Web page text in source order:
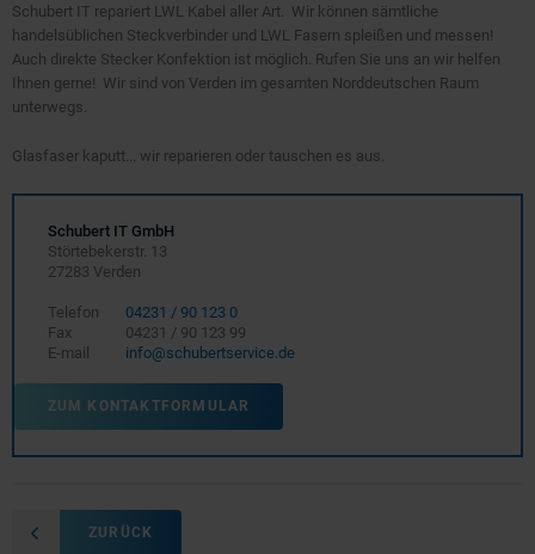
Schubert IT repariert LWL Kabel aller Art. Wir können sämtliche
handelsüblichen Steckverbinder und LWL Fasern spleißen und messen!
Auch direkte Stecker Konfektion ist möglich. Rufen Sie uns an wir helfen
Ihnen gerne! Wir sind von Verden im gesamten Norddeutschen Raum
unterwegs.
Glasfaser kaputt... wir reparieren oder tauschen es aus.
Schubert IT GmbH
Störtebekerstr. 13
27283 Verden
Telefon
04231 / 90 123 0
Fax
04231 / 90 123 99
E-mail
info@schubertservice.de
ZUM KONTAKTFORMULAR
ZURÜCK